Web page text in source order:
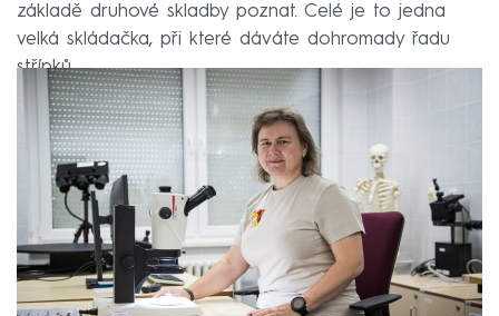
základě druhové skladby poznat. Celé je to jedna
velká skládačka, při které dáváte dohromady řadu
střípků.